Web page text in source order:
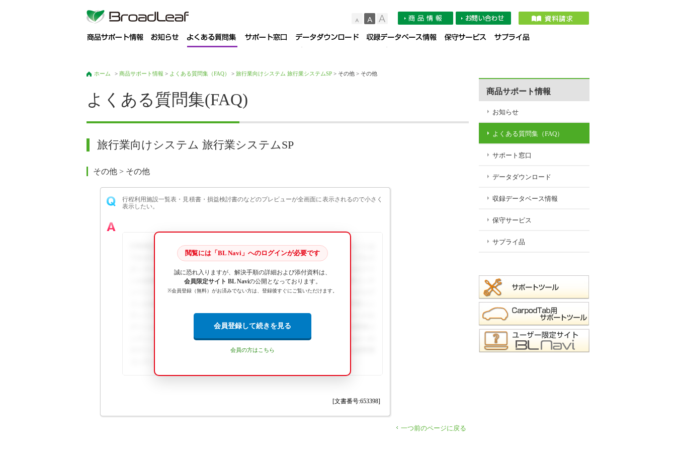
小 大
商品サポート情報
お知らせ
ホーム > 商品サポート情報 > よくある質問集（FAQ） > 旅行業向けシステム 旅行業システムSP > その他 > その他
よくある質問集(FAQ)
旅行業向けシステム 旅行業システムSP
その他 > その他
行程利用施設一覧表・見積書・損益検討書のなどのプレビューが全画面に表示されるので小さく
表示したい。
行程表以外の帳票のプレビューの初期値は全画面表示となっており変更することは
できません。表示されたプレビューのタイトルをダブルクリックするとサイズを小
さくすることができます。 ... この回答の続きを閲覧するには、BL Naviへのログイ
ンが必要です。詳細な手順や画像解説、関連資料のダウンロードは会員専用コンテ
ンツとして提供されています。この回答の続きを閲覧するには、BL Naviへのログ
テンツとして提供されています。この回答の続きを閲覧するには、BL Naviへのロ
グインが必要です。詳細な手順や画像解説、関連資料のダウンロードは会員専用コ
ンテンツとして提供されています。この回答の続きを閲覧するには、BL Naviへの
ログインが必要です。詳細な手順や画像解説、関連資料のダウンロードは会員専用
閲覧には「BL Navi」へのログインが必要です
誠に恐れ入りますが、解決手順の詳細および添付資料は、
会員限定サイト BL Naviの公開となっております。
※会員登録（無料）がお済みでない方は、登録後すぐにご覧いただけます。
会員登録して続きを見る
会員の方はこちら
[文書番号:653398]
一つ前のページに戻る
商品サポート情報
お知らせ
よくある質問集（FAQ）
サポート窓口
データダウンロード
収録データベース情報
保守サービス
サプライ品